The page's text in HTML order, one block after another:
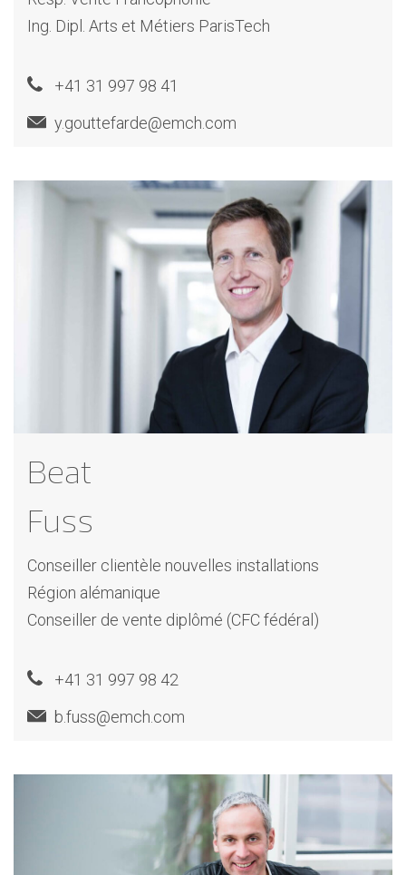
Ing. Dipl. Arts et Métiers ParisTech
+41 31 997 98 41
y.gouttefarde@emch.com
Beat
Fuss
Conseiller clientèle nouvelles installations
Région alémanique
Conseiller de vente diplômé (CFC fédéral)
+41 31 997 98 42
b.fuss@emch.com